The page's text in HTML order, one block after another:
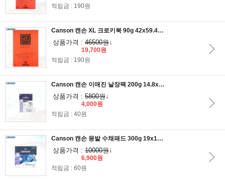
적립금 : 190원
Canson 캔손 XL 크로키북 90g 42x59.4 60매입 상철스프링/A2스케치북
상품가격 : 46500원↓
19,700원
적립금 : 190원
Canson 캔손 이매진 낱장팩 200g 14.8x21 20매/입A5드로잉지
상품가격 : 5800원↓
4,000원
적립금 : 40원
Canson 캔손 몽발 수채패드 300g 19x19 12매입 1면제본
상품가격 : 10000원↓
6,900원
적립금 : 60원